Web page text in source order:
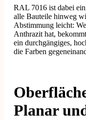
RAL 7016 ist dabei
alle Bauteile hinweg
Abstimmung leicht:
Anthrazit hat,
ein durchgängiges,
die Farben
Planar